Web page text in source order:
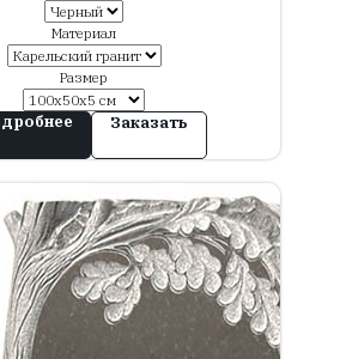
Материал
Размер
Заказать